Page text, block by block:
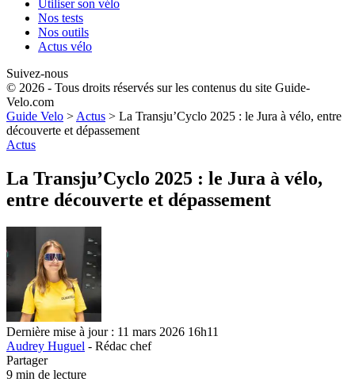
Utiliser son vélo
Nos tests
Nos outils
Actus vélo
Suivez-nous
© 2026 - Tous droits réservés sur les contenus du site Guide-
Velo.com
Guide Velo > Actus > La Transju’Cyclo 2025 : le Jura à vélo, entre
découverte et dépassement
Actus
La Transju’Cyclo 2025 : le Jura à vélo,
entre découverte et dépassement
Dernière mise à jour : 11 mars 2026 16h11
Audrey Huguel - Rédac chef
Partager
9 min de lecture